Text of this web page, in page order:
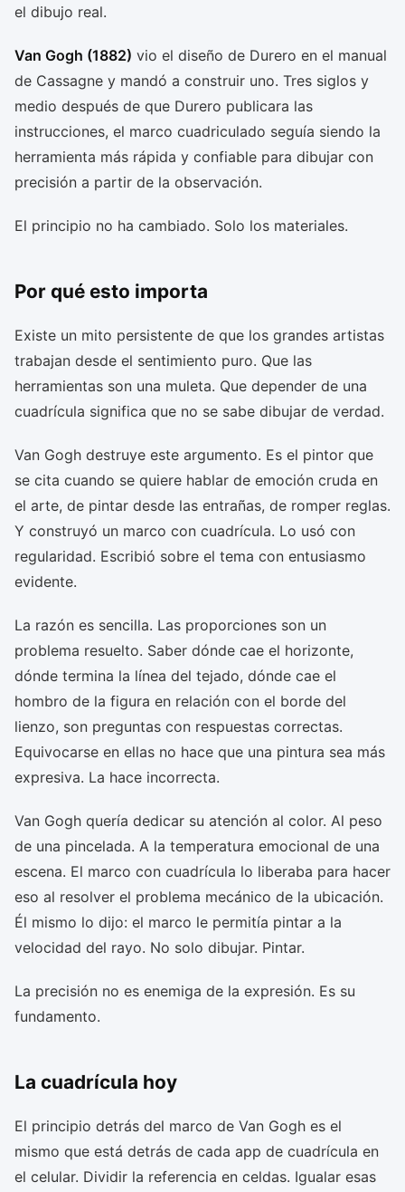
el dibujo real.
Van Gogh (1882) vio el diseño de Durero en el manual
de Cassagne y mandó a construir uno. Tres siglos y
medio después de que Durero publicara las
instrucciones, el marco cuadriculado seguía siendo la
herramienta más rápida y confiable para dibujar con
precisión a partir de la observación.
El principio no ha cambiado. Solo los materiales.
Por qué esto importa
Existe un mito persistente de que los grandes artistas
trabajan desde el sentimiento puro. Que las
herramientas son una muleta. Que depender de una
cuadrícula significa que no se sabe dibujar de verdad.
Van Gogh destruye este argumento. Es el pintor que
se cita cuando se quiere hablar de emoción cruda en
el arte, de pintar desde las entrañas, de romper reglas.
Y construyó un marco con cuadrícula. Lo usó con
regularidad. Escribió sobre el tema con entusiasmo
evidente.
La razón es sencilla. Las proporciones son un
problema resuelto. Saber dónde cae el horizonte,
dónde termina la línea del tejado, dónde cae el
hombro de la figura en relación con el borde del
lienzo, son preguntas con respuestas correctas.
Equivocarse en ellas no hace que una pintura sea más
expresiva. La hace incorrecta.
Van Gogh quería dedicar su atención al color. Al peso
de una pincelada. A la temperatura emocional de una
escena. El marco con cuadrícula lo liberaba para hacer
eso al resolver el problema mecánico de la ubicación.
Él mismo lo dijo: el marco le permitía pintar a la
velocidad del rayo. No solo dibujar. Pintar.
La precisión no es enemiga de la expresión. Es su
fundamento.
La cuadrícula hoy
El principio detrás del marco de Van Gogh es el
mismo que está detrás de cada app de cuadrícula en
el celular. Dividir la referencia en celdas. Igualar esas